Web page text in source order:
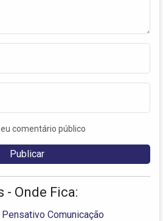
comentário público
- Onde Fica:
Pensativo Comunicação